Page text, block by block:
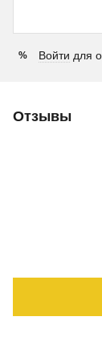
% Войти для
Отзывы